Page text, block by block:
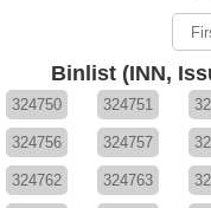
Binlist (INN,
324750 324751
324756 324757
324762 324763